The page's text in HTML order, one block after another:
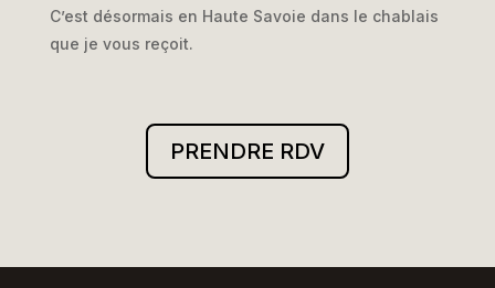
C’est désormais en Haute Savoie dans le chablais
que je vous reçoit.
PRENDRE RDV